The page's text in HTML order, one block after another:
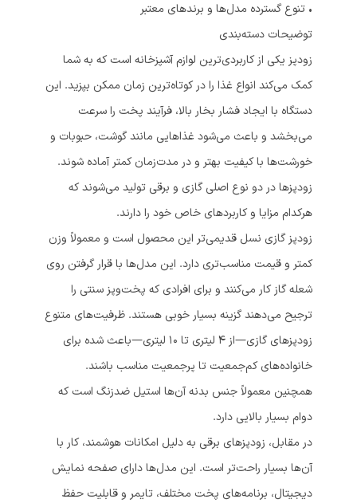
• تنوع گسترده مدل‌ها و برندهای معتبر
توضیحات دسته‌بندی
زودپز یکی از کاربردی‌ترین لوازم آشپزخانه است که به شما
کمک می‌کند انواع غذا را در کوتاه‌ترین زمان ممکن بپزید. این
دستگاه با ایجاد فشار بخار بالا، فرآیند پخت را سرعت
می‌بخشد و باعث می‌شود غذاهایی مانند گوشت، حبوبات و
خورشت‌ها با کیفیت بهتر و در مدت‌زمان کمتر آماده شوند.
زودپزها در دو نوع اصلی گازی و برقی تولید می‌شوند که
هرکدام مزایا و کاربردهای خاص خود را دارند.
زودپز گازی نسل قدیمی‌تر این محصول است و معمولاً وزن
کمتر و قیمت مناسب‌تری دارد. این مدل‌ها با قرار گرفتن روی
شعله گاز کار می‌کنند و برای افرادی که پخت‌وپز سنتی را
ترجیح می‌دهند گزینه بسیار خوبی هستند. ظرفیت‌های متنوع
زودپزهای گازی—از 4 لیتری تا 10 لیتری—باعث شده برای
خانواده‌های کم‌جمعیت تا پرجمعیت مناسب باشند.
همچنین معمولاً جنس بدنه آن‌ها استیل ضدزنگ است که
دوام بسیار بالایی دارد.
در مقابل، زودپزهای برقی به دلیل امکانات هوشمند، کار با
آن‌ها بسیار راحت‌تر است. این مدل‌ها دارای صفحه نمایش
دیجیتال، برنامه‌های پخت مختلف، تایمر و قابلیت حفظ